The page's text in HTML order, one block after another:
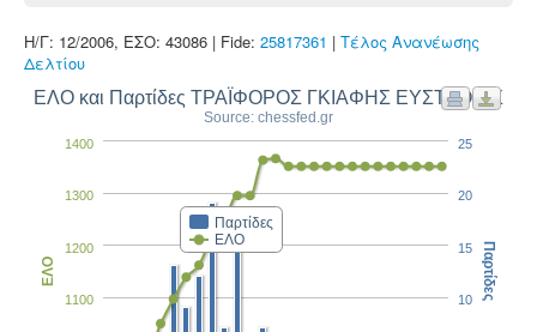
Η/Γ: 12/2006, ΕΣΟ: 43086 | Fide: 25817361 | Τέλος Ανανέωσης
Δελτίου
ΕΛΟ και Παρτίδες ΤΡΑΪΦΟΡΟΣ ΓΚΙΑΦΗΣ ΕΥΣΤΑΘΙΟΣ
Source: chessfed.gr
Παρτίδες
ΕΛΟ
1100
1200
1300
1400
ΕΛΟ
10
15
20
25
Παρτίδες